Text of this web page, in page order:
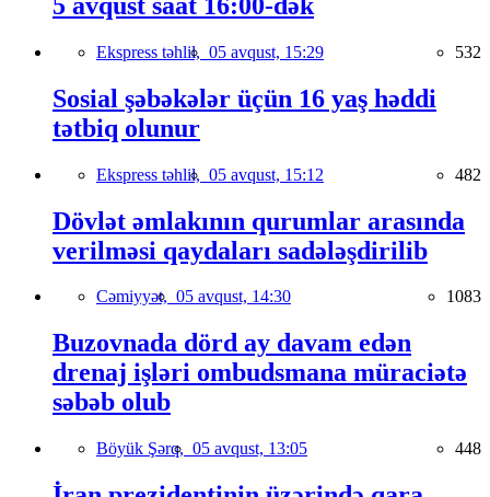
Ekspress təhlil, 05 avqust, 15:29 532
Sosial şəbəkələr üçün 16 yaş həddi
tətbiq olunur
Ekspress təhlil, 05 avqust, 15:12 482
Dövlət əmlakının qurumlar arasında
verilməsi qaydaları sadələşdirilib
Cəmiyyət, 05 avqust, 14:30 1083
Buzovnada dörd ay davam edən
drenaj işləri ombudsmana müraciətə
səbəb olub
Böyük Şərq, 05 avqust, 13:05 448